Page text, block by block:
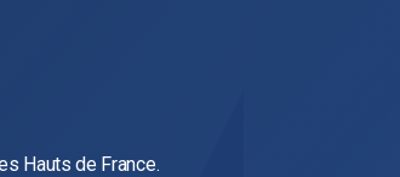
Hauts de France.